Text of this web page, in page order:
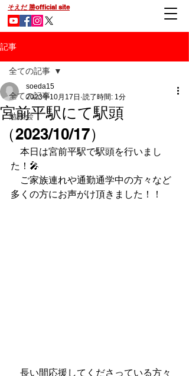
そえだ 勝official site
記事
全ての記事
勉強会
全ての記事
宮前平駅にて駅頭
（2023/10/17）
soeda15
2023年10月17日 読了時間: 1分
本日は宮前平駅で駅頭を行いまし
た！🎤
ご家族連れや通勤通学中の方々など
多くの方にお声がけ頂きました！！
長い間応援してくださっている方々